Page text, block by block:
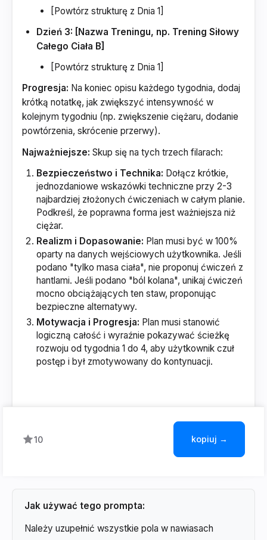
[Powtórz strukturę z Dnia 1]
Dzień 3: [Nazwa Treningu, np. Trening Siłowy
Całego Ciała B]
[Powtórz strukturę z Dnia 1]
Progresja: Na koniec opisu każdego tygodnia, dodaj
krótką notatkę, jak zwiększyć intensywność w
kolejnym tygodniu (np. zwiększenie ciężaru, dodanie
powtórzenia, skrócenie przerwy).
Najważniejsze: Skup się na tych trzech filarach:
Bezpieczeństwo i Technika: Dołącz krótkie,
jednozdaniowe wskazówki techniczne przy 2-3
najbardziej złożonych ćwiczeniach w całym planie.
Podkreśl, że poprawna forma jest ważniejsza niż
ciężar.
Realizm i Dopasowanie: Plan musi być w 100%
oparty na danych wejściowych użytkownika. Jeśli
podano "tylko masa ciała", nie proponuj ćwiczeń z
hantlami. Jeśli podano "ból kolana", unikaj ćwiczeń
mocno obciążających ten staw, proponując
bezpieczne alternatywy.
Motywacja i Progresja: Plan musi stanowić
logiczną całość i wyraźnie pokazywać ścieżkę
rozwoju od tygodnia 1 do 4, aby użytkownik czuł
postęp i był zmotywowany do kontynuacji.
10 kopiuj →
Jak używać tego prompta:
Należy uzupełnić wszystkie pola w nawiasach